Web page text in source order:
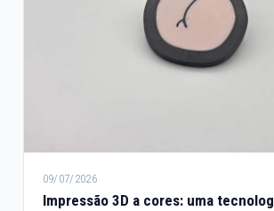
09/07/2026
Impressão 3D a cores: uma